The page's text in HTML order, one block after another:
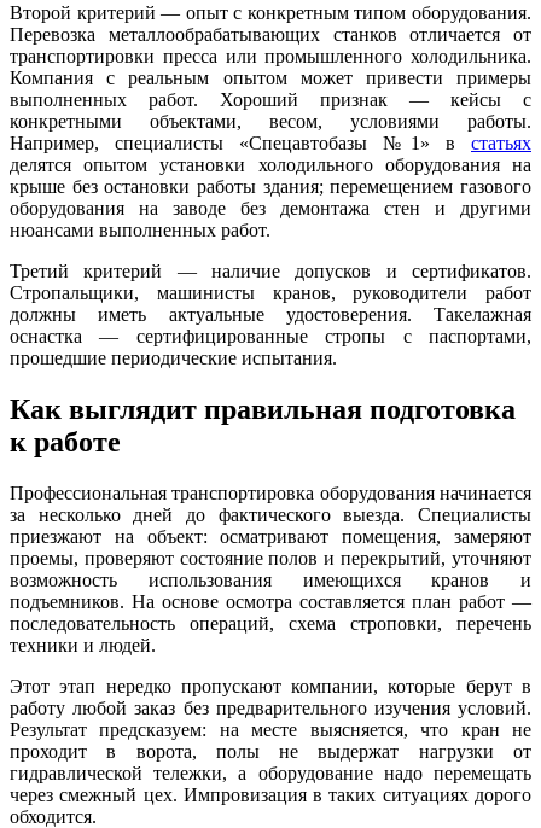
Второй критерий — опыт с конкретным типом оборудования.
Перевозка металлообрабатывающих станков отличается от
транспортировки пресса или промышленного холодильника.
Компания с реальным опытом может привести примеры
выполненных работ. Хороший признак — кейсы с
конкретными объектами, весом, условиями работы.
Например, специалисты «Спецавтобазы №1» в статьях
делятся опытом установки холодильного оборудования на
крыше без остановки работы здания; перемещением газового
оборудования на заводе без демонтажа стен и другими
нюансами выполненных работ.
Третий критерий — наличие допусков и сертификатов.
Стропальщики, машинисты кранов, руководители работ
должны иметь актуальные удостоверения. Такелажная
оснастка — сертифицированные стропы с паспортами,
прошедшие периодические испытания.
Как выглядит правильная подготовка
к работе
Профессиональная транспортировка оборудования начинается
за несколько дней до фактического выезда. Специалисты
приезжают на объект: осматривают помещения, замеряют
проемы, проверяют состояние полов и перекрытий, уточняют
возможность использования имеющихся кранов и
подъемников. На основе осмотра составляется план работ —
последовательность операций, схема строповки, перечень
техники и людей.
Этот этап нередко пропускают компании, которые берут в
работу любой заказ без предварительного изучения условий.
Результат предсказуем: на месте выясняется, что кран не
проходит в ворота, полы не выдержат нагрузки от
гидравлической тележки, а оборудование надо перемещать
через смежный цех. Импровизация в таких ситуациях дорого
обходится.